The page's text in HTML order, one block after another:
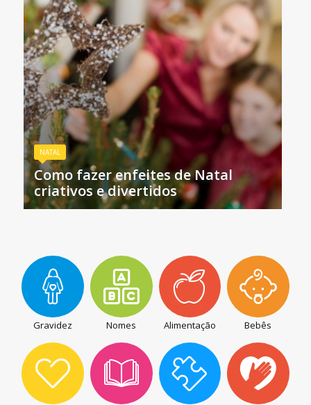
NATAL
Como fazer enfeites de Natal
criativos e divertidos
Gravidez Nomes Alimentação Bebês